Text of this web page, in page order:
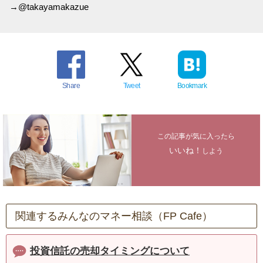
→@takayamakazue
Share Tweet Bookmark
この記事が気に入ったら
いいね！ しよう
関連するみんなのマネー相談（FP Cafe）
投資信託の売却タイミングについて